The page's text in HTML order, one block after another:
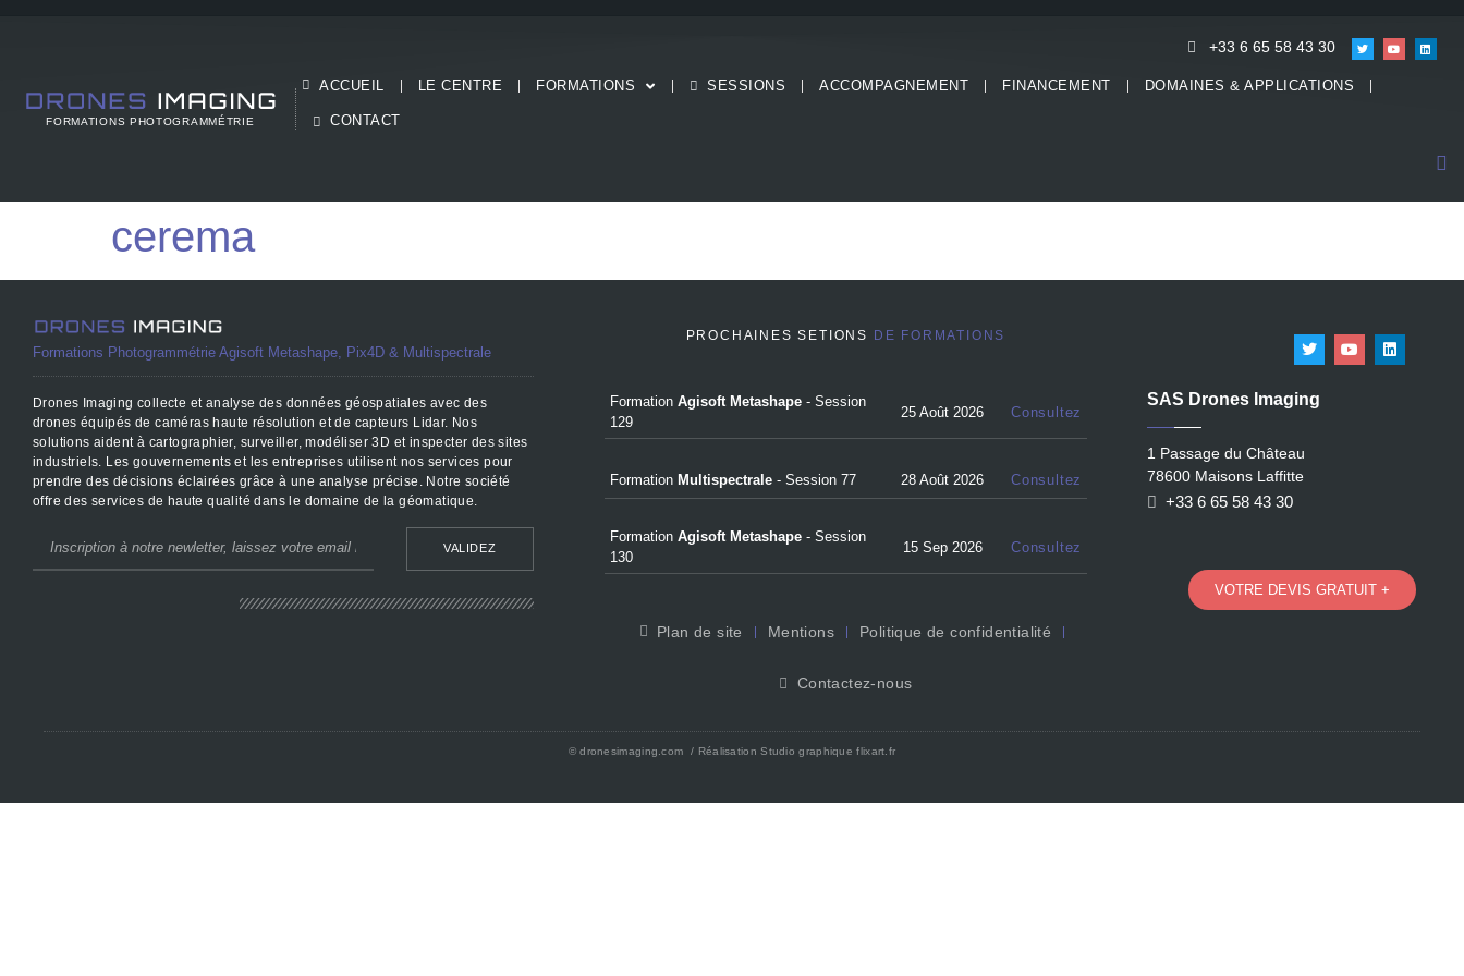
FORMATIONS PHOTOGRAMMÉTRIE
+33 6 65 58 43 30
ACCUEIL LE CENTRE FORMATIONS SESSIONS ACCOMPAGNEMENT FINANCEMENT DOMAINES & APPLICATIONS
CONTACT
cerema
Formations Photogrammétrie Agisoft Metashape, Pix4D & Multispectrale
Drones Imaging collecte et analyse des données géospatiales avec des
drones équipés de caméras haute résolution et de capteurs Lidar. Nos
solutions aident à cartographier, surveiller, modéliser 3D et inspecter des sites
industriels. Les gouvernements et les entreprises utilisent nos services pour
prendre des décisions éclairées grâce à une analyse précise. Notre société
offre des services de haute qualité dans le domaine de la géomatique.
VALIDEZ
PROCHAINES SETIONS DE FORMATIONS
Formation Agisoft Metashape- Session
129
25 Août 2026 Consultez
Formation Multispectrale- Session 77 28 Août 2026 Consultez
Formation Agisoft Metashape- Session
130
15 Sep 2026 Consultez
Plan de site Mentions Politique de confidentialité
Contactez-nous
SAS Drones Imaging
1 Passage du Château
78600 Maisons Laffitte
+33 6 65 58 43 30
VOTRE DEVIS GRATUIT +
©dronesimaging.com / Réalisation Studio graphiqueflixart.fr